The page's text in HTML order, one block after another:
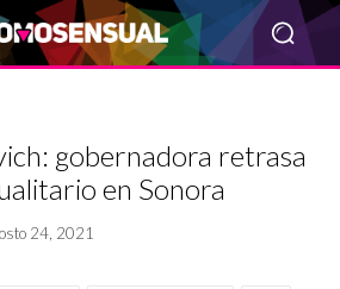
gobernadora retrasa
en Sonora
24, 2021